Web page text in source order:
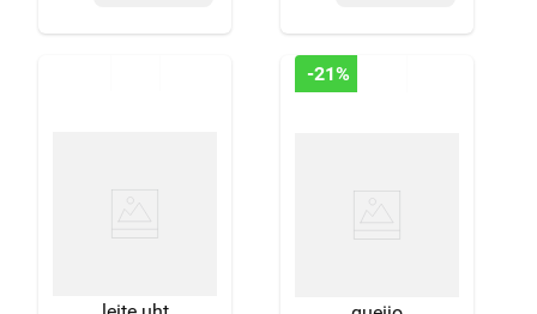
-21%